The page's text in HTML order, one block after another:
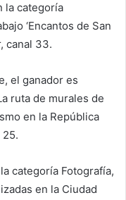
la categoría
‘Encantos de San
canal 33.
el ganador es
ruta de murales de
en la República
25.
categoría Fotografía,
en la Ciudad